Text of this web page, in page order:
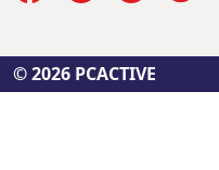
© 2026 PCACTIVE